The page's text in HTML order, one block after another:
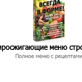
меню
Полное меню с рецептами